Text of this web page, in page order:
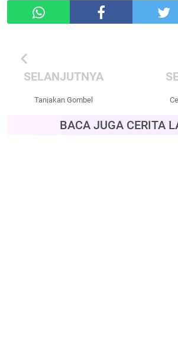
chevron_left
SELANJUTNYA
Tanjakan Gombel
BACA JUGA CERITA